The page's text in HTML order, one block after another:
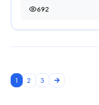
692
692 просмотра
1 2 3